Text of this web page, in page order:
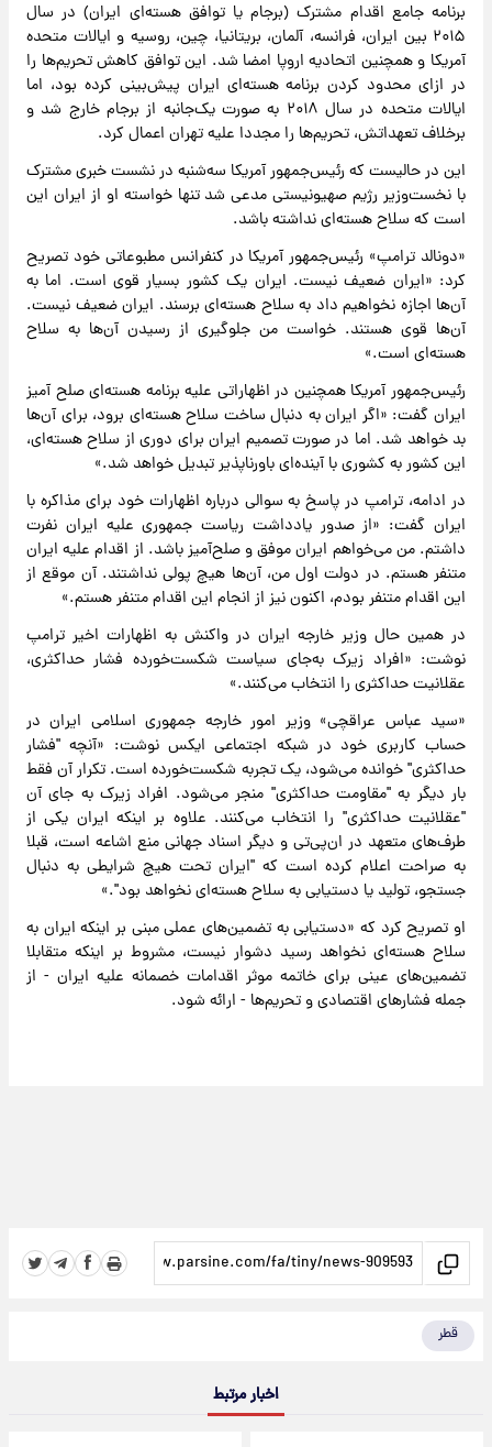
برنامه جامع اقدام مشترک (برجام یا توافق هسته‌ای ایران) در سال
۲۰۱۵ بین ایران، فرانسه، آلمان، بریتانیا، چین، روسیه و ایالات متحده
آمریکا و همچنین اتحادیه اروپا امضا شد. این توافق کاهش تحریم‌ها را
در ازای محدود کردن برنامه هسته‌ای ایران پیش‌بینی کرده بود، اما
ایالات متحده در سال ۲۰۱۸ به صورت یک‌جانبه از برجام خارج شد و
برخلاف تعهداتش، تحریم‌ها را مجددا علیه تهران اعمال کرد.
این در حالیست که رئیس‌جمهور آمریکا سه‌شنبه در نشست خبری مشترک
با نخست‌وزیر رژیم صهیونیستی مدعی شد تنها خواسته او از ایران این
است که سلاح هسته‌ای نداشته باشد.
«دونالد ترامپ» رئیس‌جمهور آمریکا در کنفرانس مطبوعاتی خود تصریح
کرد: «ایران ضعیف نیست. ایران یک کشور بسیار قوی است. اما به
آن‌ها اجازه نخواهیم داد به سلاح هسته‌ای برسند. ایران ضعیف نیست.
آن‌ها قوی هستند. خواست من جلوگیری از رسیدن آن‌ها به سلاح
هسته‌ای است.»
رئیس‌جمهور آمریکا همچنین در اظهاراتی علیه برنامه هسته‌ای صلح آمیز
ایران گفت: «اگر ایران به دنبال ساخت سلاح هسته‌ای برود، برای آن‌ها
بد خواهد شد. اما در صورت تصمیم ایران برای دوری از سلاح هسته‌ای،
این کشور به کشوری با آینده‌ای باورناپذیر تبدیل خواهد شد.»
در ادامه، ترامپ در پاسخ به سوالی درباره اظهارات خود برای مذاکره با
ایران گفت: «از صدور یادداشت ریاست جمهوری علیه ایران نفرت
داشتم. من می‌خواهم ایران موفق و صلح‌آمیز باشد. از اقدام علیه ایران
متنفر هستم. در دولت اول من، آن‌ها هیچ پولی نداشتند. آن موقع از
این اقدام متنفر بودم، اکنون نیز از انجام این اقدام متنفر هستم.»
در همین حال وزیر خارجه ایران در واکنش به اظهارات اخیر ترامپ
نوشت: «افراد زیرک به‌جای سیاست شکست‌خورده فشار حداکثری،
عقلانیت حداکثری را انتخاب می‌کنند.»
«سید عباس عراقچی» وزیر امور خارجه جمهوری اسلامی ایران در
حساب کاربری خود در شبکه اجتماعی ایکس نوشت: «آنچه "فشار
حداکثری" خوانده می‌شود، یک تجربه شکست‌خورده است. تکرار آن فقط
بار دیگر به "مقاومت حداکثری" منجر می‌شود. افراد زیرک به جای آن
"عقلانیت حداکثری" را انتخاب می‌کنند. علاوه بر اینکه ایران یکی از
طرف‌های متعهد در ان‌پی‌تی و دیگر اسناد جهانی منع اشاعه است، قبلا
به صراحت اعلام کرده است که "ایران تحت هیچ شرایطی به دنبال
جستجو، تولید یا دستیابی به سلاح هسته‌ای نخواهد بود".»
او تصریح کرد که «دستیابی به تضمین‌های عملی مبنی بر اینکه ایران به
سلاح هسته‌ای نخواهد رسید دشوار نیست، مشروط بر اینکه متقابلا
تضمین‌های عینی برای خاتمه موثر اقدامات خصمانه علیه ایران - از
جمله فشارهای اقتصادی و تحریم‌ها - ارائه شود.
قطر
اخبار مرتبط